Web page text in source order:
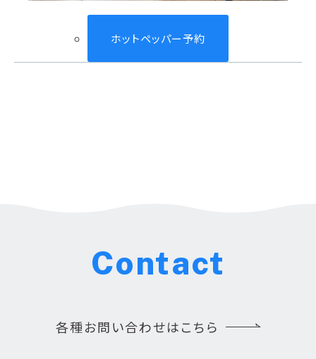
ホットペッパー予約
Contact
各種お問い合わせはこちら